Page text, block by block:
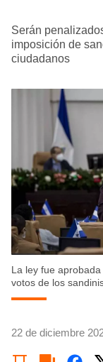
Serán
imposición de
ciudadanos
La ley fue
votos de los
22 de diciembre